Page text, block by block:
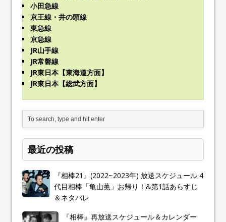
小田急線
京王線・井の頭線
東急線
京急線
JR山手線
JR常磐線
JR東日本【東海道方面】
JR東日本【総武方面】
最近の投稿
『相棒21』(2022~2023年) 放送スケジュール 4
代目相棒「亀山薫」お帰り！&第1話あらすじ
＆ネタバレ
『相棒』再放送スケジュール＆カレンダー